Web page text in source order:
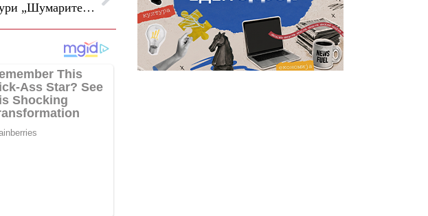
(Видео) Астон Вила ги растури „Шумарите“, Брага со играч помалку не издржа против Фрајбург